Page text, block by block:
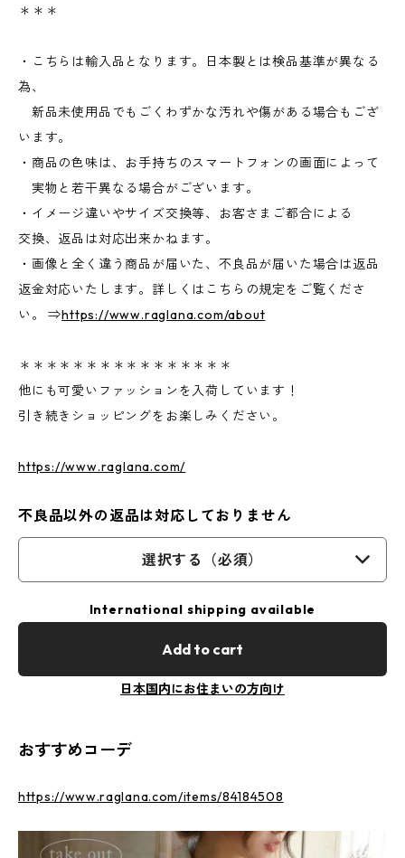
＊＊＊
・こちらは輸入品となります。日本製とは検品基準が異なる
為、
新品未使用品でもごくわずかな汚れや傷がある場合もござ
います。
・商品の色味は、お手持ちのスマートフォンの画面によって
実物と若干異なる場合がございます。
・イメージ違いやサイズ交換等、お客さまご都合による
交換、返品は対応出来かねます。
・画像と全く違う商品が届いた、不良品が届いた場合は返品
返金対応いたします。詳しくはこちらの規定をご覧くださ
い。 ⇒https://www.raglana.com/about
＊＊＊＊＊＊＊＊＊＊＊＊＊＊＊＊
他にも可愛いファッションを入荷しています！
引き続きショッピングをお楽しみください。
https://www.raglana.com/
不良品以外の返品は対応しておりません
選択する（必須）
International shipping available
Add to cart
日本国内にお住まいの方向け
おすすめコーデ
https://www.raglana.com/items/84184508